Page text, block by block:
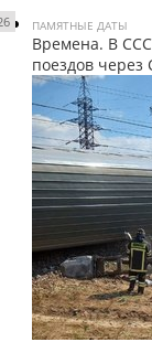
ПАМЯТНЫЕ ДАТЫ
Времена. В
поездов через